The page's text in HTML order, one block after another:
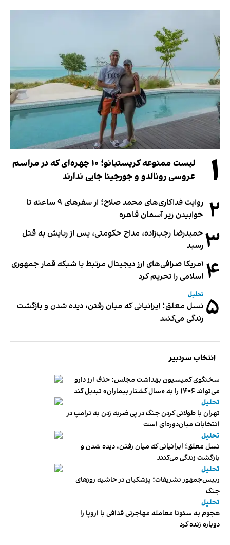
۱
لیست ممنوعه کریستیانو؛ ۱۰ چهره‌ای که در مراسم
عروسی رونالدو و جورجینا جایی ندارند
۲
روایت فداکاری‌های محمد صلاح؛ از سفرهای ۹ ساعته تا
خوابیدن زیر آسمان قاهره
۳ حمیدرضا رجب‌زاده، مداح حکومتی، پس از ربایش به قتل
رسید
۴ آمریکا صرافی‌های ارز دیجیتال مرتبط با شبکه قمار جمهوری
اسلامی را تحریم کرد
۵ تحلیل
نسل معلق؛ ایرانیانی که میان رفتن، دیده شدن و بازگشت
زندگی می‌کنند
انتخاب سردبیر
سخنگوی کمیسیون بهداشت مجلس: حذف ارز دارو
می‌تواند ۱۴۰۶ را به «سال کشتار بیماران» تبدیل کند
تحلیل
تهران با طولانی کردن جنگ در پی ضربه زدن به ترامپ در
انتخابات میان‌دوره‌ای است
تحلیل
نسل معلق؛ ایرانیانی که میان رفتن، دیده شدن و
بازگشت زندگی می‌کنند
تحلیل
رییس‌جمهور تشریفات؛ پزشکیان در حاشیه روزهای
جنگ
تحلیل
هجوم به سئوتا معامله مهاجرتی قذافی با اروپا را
دوباره زنده کرد